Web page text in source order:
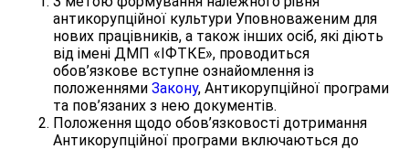
антикорупційної культури Уповноваженим для
нових працівників, а також інших осіб, які діють
від імені ДМП «ІФТКЕ», проводиться
обов’язкове вступне ознайомлення із
положеннями Закону, Антикорупційної програми
та пов’язаних з нею документів.
Положення щодо обов’язковості дотримання
Антикорупційної програми включаються до